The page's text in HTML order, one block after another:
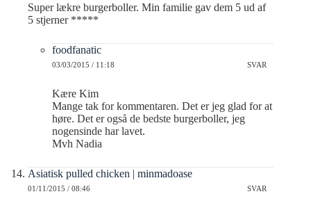
Super lækre burgerboller. Min familie gav dem 5 ud af
5 stjerner *****
foodfanatic
03/03/2015 / 11:18 SVAR
Kære Kim
Mange tak for kommentaren. Det er jeg glad for at
høre. Det er også de bedste burgerboller, jeg
nogensinde har lavet.
Mvh Nadia
Asiatisk pulled chicken | minmadoase
01/11/2015 / 08:46 SVAR